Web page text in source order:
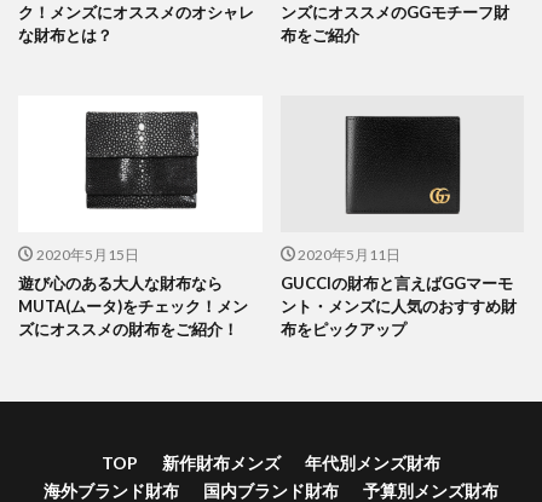
ク！メンズにオススメのオシャレ
な財布とは？
ンズにオススメのGGモチーフ財
布をご紹介
2020年5月15日
遊び心のある大人な財布なら
MUTA(ムータ)をチェック！メン
ズにオススメの財布をご紹介！
2020年5月11日
GUCCIの財布と言えばGGマーモ
ント・メンズに人気のおすすめ財
布をピックアップ
TOP 新作財布メンズ
年代別メンズ財布
海外ブランド財布
国内ブランド財布 予算別メンズ財布